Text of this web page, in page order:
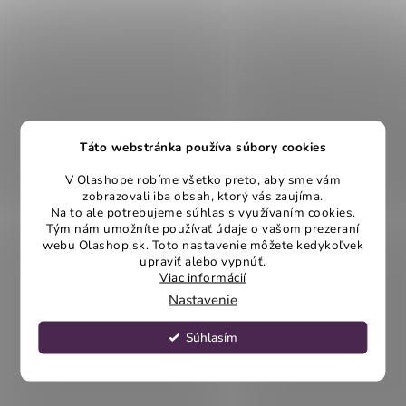
Táto webstránka používa súbory cookies
V Olashope robíme všetko preto, aby sme vám
zobrazovali iba obsah, ktorý vás zaujíma.
Na to ale potrebujeme súhlas s využívaním cookies.
Tým nám umožníte používať údaje o vašom prezeraní
webu Olashop.sk. Toto nastavenie môžete kedykoľvek
upraviť alebo vypnúť.
Viac informácií
Nastavenie
Súhlasím